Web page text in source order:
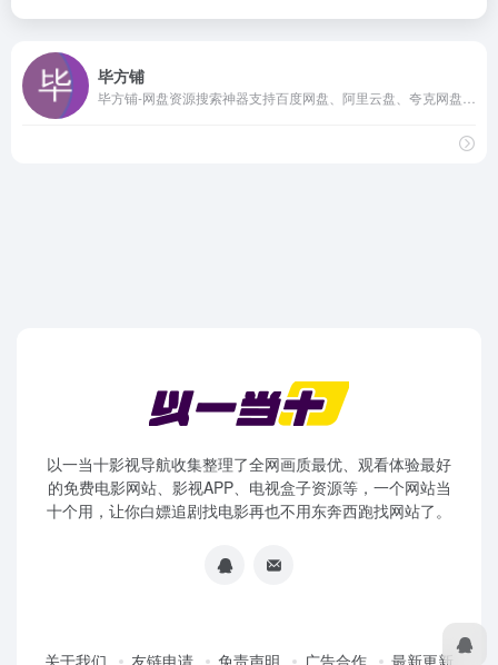
毕方铺
以一当十影视导航收集整理了全网画质最优、观看体验最好
的免费电影网站、影视APP、电视盒子资源等，一个网站当
十个用，让你白嫖追剧找电影再也不用东奔西跑找网站了。
关于我们 友链申请 免责声明 广告合作 最新更新